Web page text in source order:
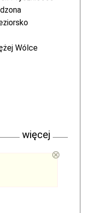
Wólce
więcej
⊗